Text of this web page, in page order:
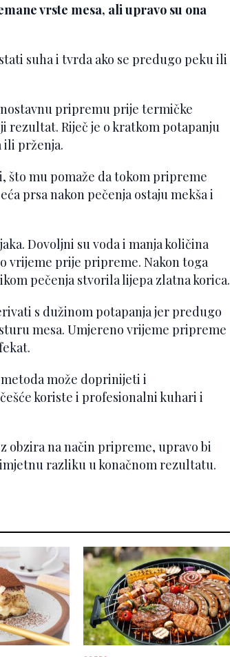
vrste mesa, ali upravo su ona
suha i tvrda ako se predugo peku ili
pripremu prije termičke
rezultat. Riječ je o kratkom potapanju
ili prženja.
što mu pomaže da tokom pripreme
prsa nakon pečenja ostaju mekša i
Dovoljni su voda i manja količina
vrijeme prije pripreme. Nakon toga
pečenja stvorila lijepa zlatna korica.
s dužinom potapanja jer predugo
mesa. Umjereno vrijeme pripreme
može doprinijeti i
koriste i profesionalni kuhari i
obzira na način pripreme, upravo bi
razliku u konačnom rezultatu.